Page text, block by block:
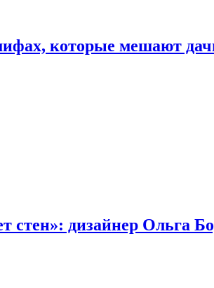
которые мешают
дизайнер Ольга